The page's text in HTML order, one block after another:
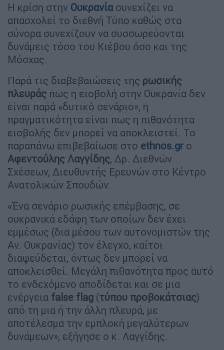
Η κρίση στην Ουκρανίασυνεχίζει να
απασχολεί το διεθνή Τύπο καθώς στα
σύνορα συνεχίζουν να συσσωρεύονται
δυνάμεις τόσο του Κιέβου όσο και της
Μόσχας.
Παρά τις διαβεβαιώσεις της ρωσικής
πλευράς πως η εισβολή στην Ουκρανία δεν
είναι παρά «δυτικό σενάριο», η
πραγματικότητα είναι πως η πιθανότητα
εισβολής δεν μπορεί να αποκλειστεί. Το
παραπάνω επιβεβαίωσε στο ethnos.gr ο
Αφεντούλης Λαγγίδης, Δρ. Διεθνών
Σχέσεων, Διευθυντής Ερευνών στο Κέντρο
Ανατολικών Σπουδών.
«Ένα σενάριο ρωσικής επέμβασης, σε
ουκρανικά εδάφη των οποίων δεν έχει
εμμέσως (δια μέσου των αυτονομιστών της
Αν. Ουκρανίας) τον έλεγχο, καίτοι
διαψεύδεται, όντως δεν μπορεί να
αποκλεισθεί. Μεγάλη πιθανότητα προς αυτό
το ενδεχόμενο αποδίδεται και σε μια
ενέργεια false flag (τύπου προβοκάτσιας)
από τη μια ή την άλλη πλευρά, με
αποτέλεσμα την εμπλοκή μεγαλύτερων
δυνάμεων», εξήγησε ο κ. Λαγγίδης.